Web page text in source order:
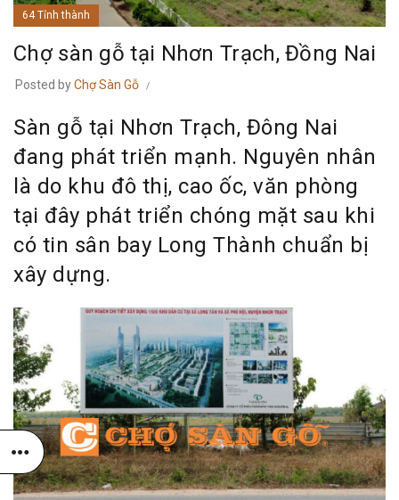
64 Tỉnh thành
Chợ sàn gỗ tại Nhơn Trạch, Đồng Nai
Posted byChợ Sàn Gỗ
Sàn gỗ tại Nhơn Trạch, Đông Nai
đang phát triển mạnh. Nguyên nhân
là do khu đô thị, cao ốc, văn phòng
tại đây phát triển chóng mặt sau khi
có tin sân bay Long Thành chuẩn bị
xây dựng.